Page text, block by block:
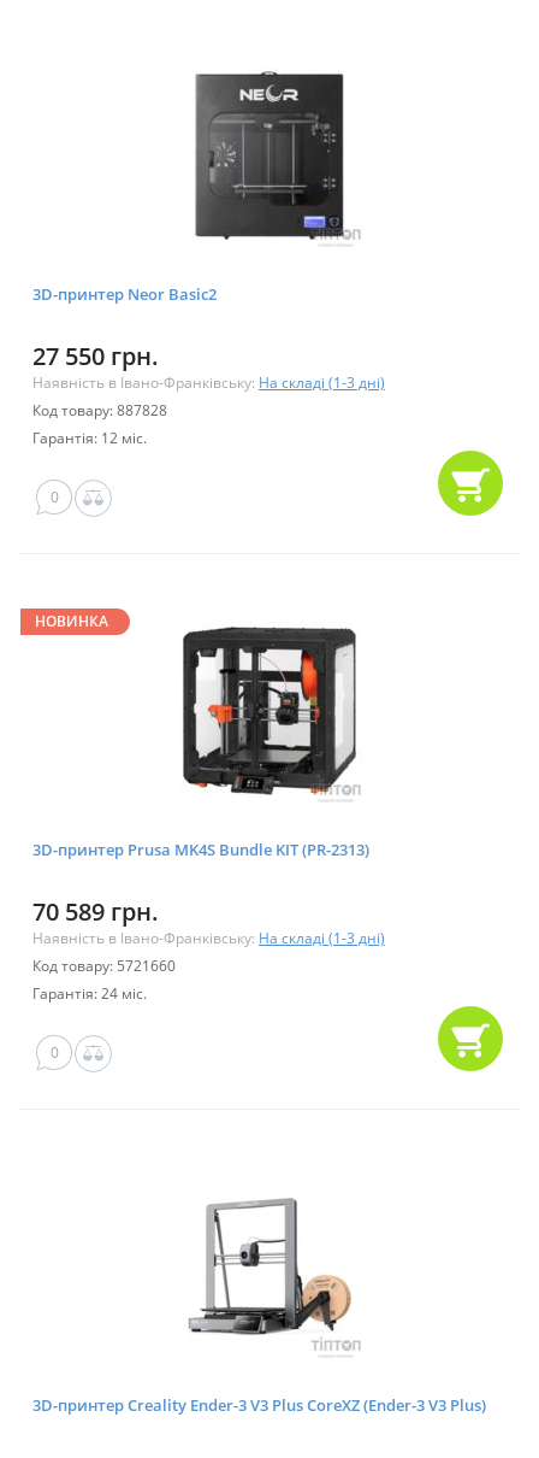
3D-принтер Neor Basic2
27 550 грн.
Наявність в Івано-Франківську: На складі (1-3 дні)
Код товару: 887828
Гарантія: 12 міс.
0
НОВИНКА
3D-принтер Prusa MK4S Bundle KIT (PR-2313)
70 589 грн.
Наявність в Івано-Франківську: На складі (1-3 дні)
Код товару: 5721660
Гарантія: 24 міс.
0
3D-принтер Creality Ender-3 V3 Plus CoreXZ (Ender-3 V3 Plus)